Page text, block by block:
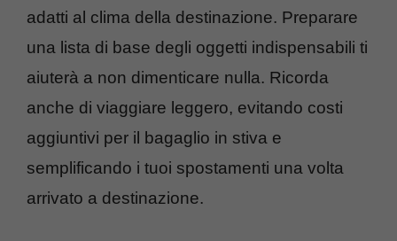
adatti al clima della destinazione. Preparare
una lista di base degli oggetti indispensabili ti
aiuterà a non dimenticare nulla. Ricorda
anche di viaggiare leggero, evitando costi
aggiuntivi per il bagaglio in stiva e
semplificando i tuoi spostamenti una volta
arrivato a destinazione.